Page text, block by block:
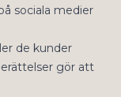
sociala medier
de kunder
gör att